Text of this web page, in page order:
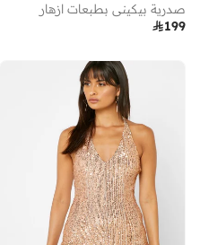
صدرية بيكيني بطبعات ازهار
199